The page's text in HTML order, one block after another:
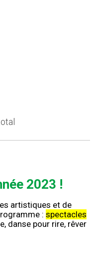
2023 !
artistiques et de
: spectacles
danse pour rire, rêver